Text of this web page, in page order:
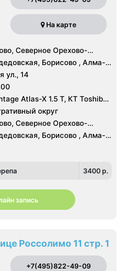
На карте
Северное Орехово-
БорисовоБорисово , Алма-
Шипиловская
ул., 14
Atlas-X 1.5 Т, КТ Toshiba
УЗИ
округ
Северное Орехово-
БорисовоБорисово , Алма-
Шипиловская
3400 p.
запись
Россолимо 11 стр. 1
+7(495)822-49-09